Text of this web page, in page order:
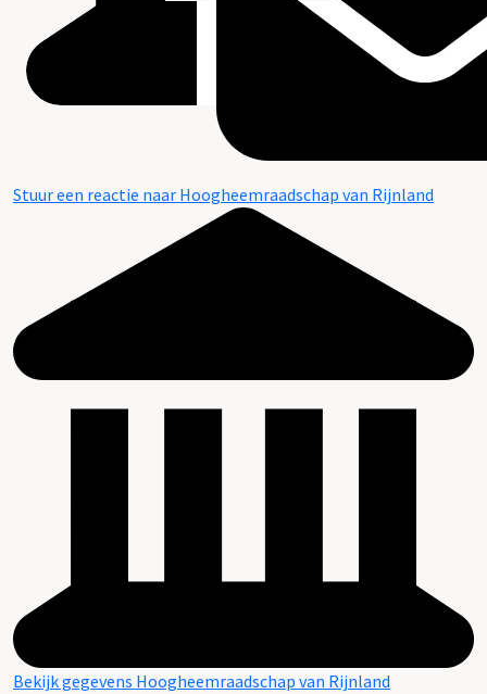
Stuur een reactie naar Hoogheemraadschap van Rijnland
Bekijk gegevens Hoogheemraadschap van Rijnland